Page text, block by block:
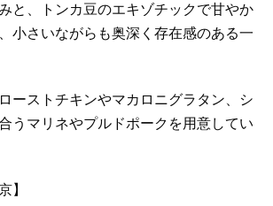
と、トンカ豆のエキゾチックで甘やか
小さいながらも奥深く存在感のある一
ーストチキンやマカロニグラタン、シ
うマリネやプルドポークを用意してい
】